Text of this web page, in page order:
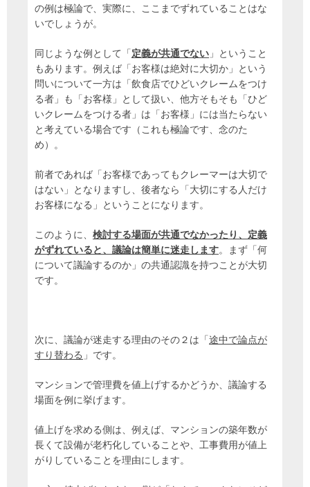
の例は極論で、実際に、ここまでずれていることはな
いでしょうが。
同じような例として「 定義が共通でない 」ということ
もあります。例えば「お客様は絶対に大切か」という
問いについて一方は「飲食店でひどいクレームをつけ
る者」も「お客様」として扱い、他方そもそも「ひど
いクレームをつける者」は「お客様」には当たらない
と考えている場合です（これも極論です、念のた
め）。
前者であれば「お客様であってもクレーマーは大切で
はない」となりますし、後者なら「大切にする人だけ
お客様になる」ということになります。
このように、 検討する場面が共通でなかったり、定義
がずれていると、議論は簡単に迷走します。まず「何
について議論するのか」の共通認識を持つことが大切
です。
次に、議論が迷走する理由のその２は「 途中で論点が
すり替わる 」です。
マンションで管理費を値上げするかどうか、議論する
場面を例に挙げます。
値上げを求める側は、例えば、マンションの築年数が
長くて設備が老朽化していることや、工事費用が値上
がりしていることを理由にします。